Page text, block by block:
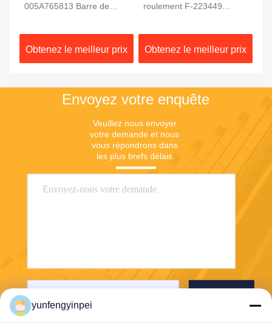
005A765813 Barre de
005A636530 Pour homme
pièces détachées
d'imprimante Roland
Obtenez le meilleur prix
roulement F-223449
cames pour homme
Roland700 Pièces
d'impression
Obtenez le meilleur prix
Envoyez votre enquête
Veuillez nous envoyer
votre demande et nous
vous répondrons dans
les plus brefs délais.
yunfengyinpei